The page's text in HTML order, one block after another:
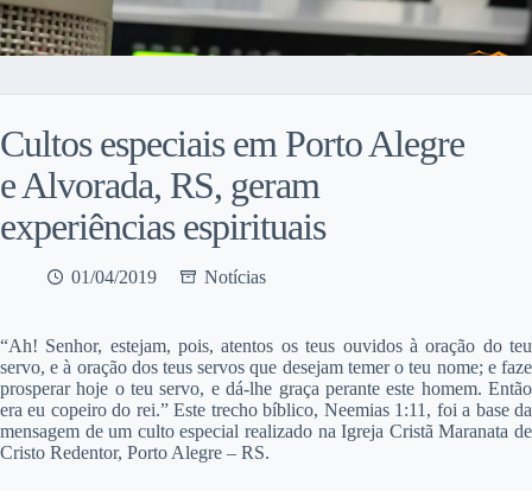
Cultos especiais em Porto Alegre
e Alvorada, RS, geram
experiências espirituais
01/04/2019 Notícias
“Ah! Senhor, estejam, pois, atentos os teus ouvidos à oração do teu
servo, e à oração dos teus servos que desejam temer o teu nome; e faze
prosperar hoje o teu servo, e dá-lhe graça perante este homem. Então
era eu copeiro do rei.” Este trecho bíblico, Neemias 1:11, foi a base da
mensagem de um culto especial realizado na Igreja Cristã Maranata de
Cristo Redentor, Porto Alegre – RS.